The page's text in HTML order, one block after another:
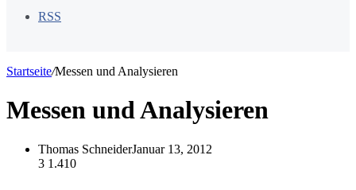
RSS
Startseite/Messen und Analysieren
Messen und Analysieren
Thomas SchneiderJanuar 13, 2012
3 1.410